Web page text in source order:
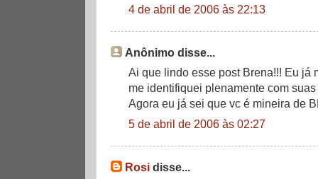
4 de abril de 2006 às 22:13
Anônimo disse...
Ai que lindo esse post Brena!!! Eu já
me identifiquei plenamente com
Agora eu já sei que vc é mineira de
5 de abril de 2006 às 02:27
Rosi disse...